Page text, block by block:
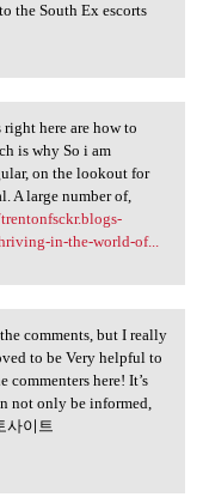
the South Ex escorts
here are how to
is why So i am
on the lookout for
A large number of,
in-the-world-of...
all the
comments, but I really
to be Very helpful to
commenters here! It’s
not only be informed,
사이트